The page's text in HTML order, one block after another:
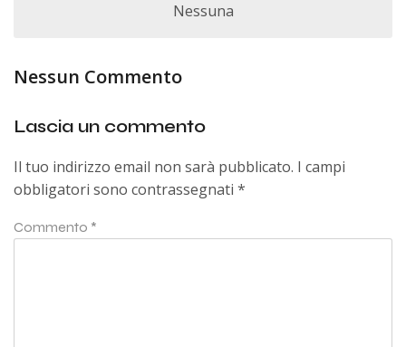
Nessuna
Nessun Commento
Lascia un commento
Il tuo indirizzo email non sarà pubblicato. I campi
obbligatori sono contrassegnati *
Commento *